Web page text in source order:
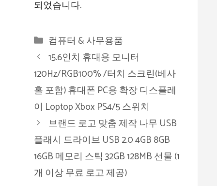
되었습니다.
카
테
고
리
컴퓨터 & 사무용품
15.6인치 휴대용 모니터
120Hz/RGB100% /터치 스크린(베사
홀 포함) 휴대폰 PC용 확장 디스플레
이 Loptop Xbox PS4/5 스위치
브랜드 로고 맞춤 제작 나무 USB
플래시 드라이브 USB 2.0 4GB 8GB
16GB 메모리 스틱 32GB 128MB 선물 (1
개 이상 무료 로고 제공)